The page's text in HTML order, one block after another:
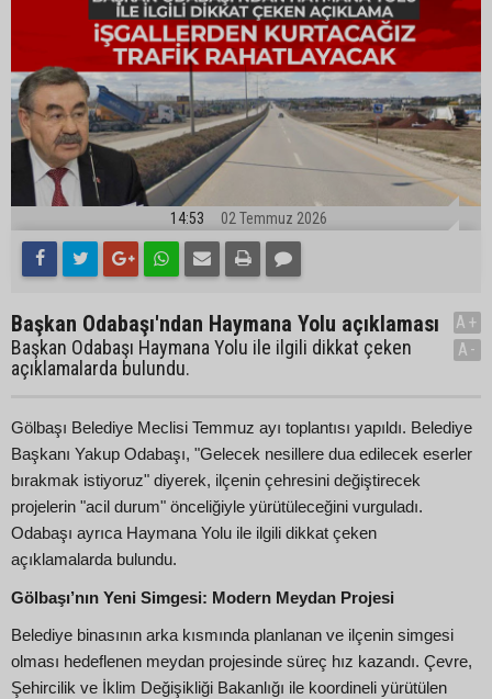
14:53 02 Temmuz 2026
Başkan Odabaşı'ndan Haymana Yolu açıklaması
Başkan Odabaşı Haymana Yolu ile ilgili dikkat çeken
açıklamalarda bulundu.
A+
A-
Gölbaşı Belediye Meclisi Temmuz ayı toplantısı yapıldı. Belediye
Başkanı Yakup Odabaşı, "Gelecek nesillere dua edilecek eserler
bırakmak istiyoruz" diyerek, ilçenin çehresini değiştirecek
projelerin "acil durum" önceliğiyle yürütüleceğini vurguladı.
Odabaşı ayrıca Haymana Yolu ile ilgili dikkat çeken
açıklamalarda bulundu.
Gölbaşı’nın Yeni Simgesi: Modern Meydan Projesi
Belediye binasının arka kısmında planlanan ve ilçenin simgesi
olması hedeflenen meydan projesinde süreç hız kazandı. Çevre,
Şehircilik ve İklim Değişikliği Bakanlığı ile koordineli yürütülen